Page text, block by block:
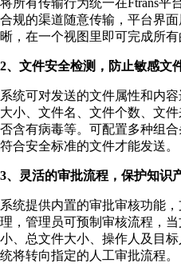
合规的渠道随意传输，平台界
晰，在一个视图里即可完成所有
2、文件安全检测，防止敏感文
系统可对发送的文件属性和内
大小、文件名、文件个数、文
否含有病毒等。可配置多种组
符合安全标准的文件才能发送。
3、灵活的审批流程，保护知识
系统提供内置的审批审核功能
理，管理员可预制审核流程，
小、总文件大小、操作人及目
统将转向指定的人工审批流程。